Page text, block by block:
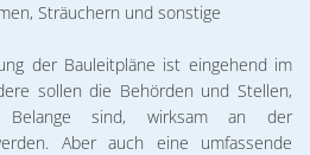
Sträuchern und sonstige
der Bauleitpläne ist eingehend im
sollen die Behörden und Stellen,
Belange sind, wirksam an der
Aber auch eine umfassende